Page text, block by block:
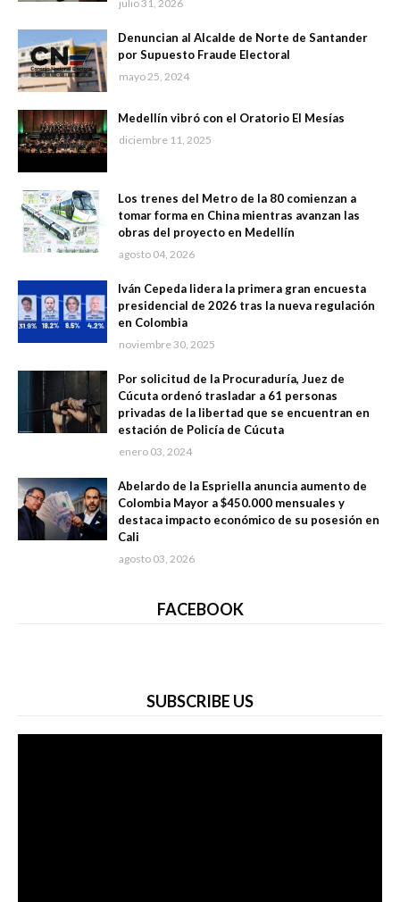
julio 31, 2026
Denuncian al Alcalde de Norte de Santander
por Supuesto Fraude Electoral
mayo 25, 2024
Medellín vibró con el Oratorio El Mesías
diciembre 11, 2025
Los trenes del Metro de la 80 comienzan a
tomar forma en China mientras avanzan las
obras del proyecto en Medellín
agosto 04, 2026
Iván Cepeda lidera la primera gran encuesta
presidencial de 2026 tras la nueva regulación
en Colombia
noviembre 30, 2025
Por solicitud de la Procuraduría, Juez de
Cúcuta ordenó trasladar a 61 personas
privadas de la libertad que se encuentran en
estación de Policía de Cúcuta
enero 03, 2024
Abelardo de la Espriella anuncia aumento de
Colombia Mayor a $450.000 mensuales y
destaca impacto económico de su posesión en
Cali
agosto 03, 2026
FACEBOOK
SUBSCRIBE US